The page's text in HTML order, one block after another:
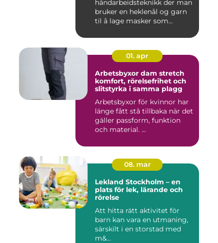
håndarbeidsteknikk der man
bruker en heklenål og garn
til å lage masker som
01. apr
Arbetsbyxor dam stretch
komfort, rörelsefrihet och
slitstyrka i samma plagg
Arbetsbyxor för kvinnor har
länge fått stå tillbaka när det
gäller passform, funktion
och material. ...
08. mar
Lekland Stockholm – en
plats för lek, lärande och
rörelse
Att hitta rätt aktivitet för
barn kan vara en utmaning,
särskilt i en storstad med
m&...